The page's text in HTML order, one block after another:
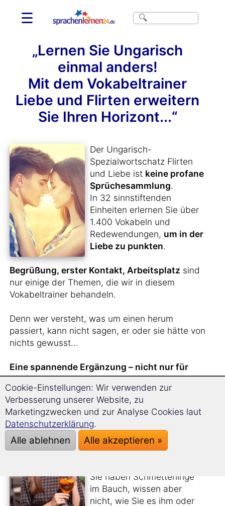
☰
„Lernen Sie Ungarisch
einmal anders!
Mit dem Vokabeltrainer
Liebe und Flirten erweitern
Sie Ihren Horizont...“
Der Ungarisch-
Spezialwortschatz Flirten
und Liebe ist keine profane
Sprüchesammlung.
In 32 sinnstiftenden
Einheiten erlernen Sie über
1.400 Vokabeln und
Redewendungen, um in der
Liebe zu punkten.
Begrüßung, erster Kontakt, Arbeitsplatz sind
nur einige der Themen, die wir in diesem
Vokabeltrainer behandeln.
Denn wer versteht, was um einen herum
passiert, kann nicht sagen, er oder sie hätte von
nichts gewusst...
Eine spannende Ergänzung – nicht nur für
Singles.
Sie haben
jemanden aus Ungarn
kennengelernt
und wollen
Sie haben Schmetterlinge
im Bauch, wissen aber
nicht, wie Sie es ihm oder
Cookie-Einstellungen: Wir verwenden zur
Verbesserung unserer Website, zu
Marketingzwecken und zur Analyse Cookies laut
Datenschutzerklärung.
Alle ablehnen Alle akzeptieren »